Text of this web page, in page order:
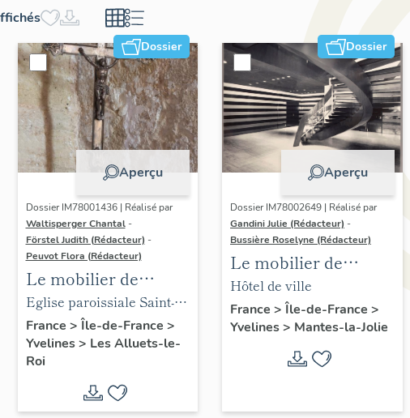
Dossier
Aperçu
Dossier IM78001436 | Réalisé par
Waltisperger Chantal -
Förstel Judith (Rédacteur) -
Peuvot Flora (Rédacteur)
Le mobilier de
l'église paroissiale
Saint-Nicolas
Eglise paroissiale Saint-
Nicolas
France > Île-de-France >
Yvelines> Les Alluets-le-
Roi
Dossier
Aperçu
Dossier IM78002649 | Réalisé par
Gandini Julie (Rédacteur) -
Bussière Roselyne (Rédacteur)
Le mobilier de
l'hôtel de ville
Hôtel de ville
France > Île-de-France >
Yvelines> Mantes-la-Jolie